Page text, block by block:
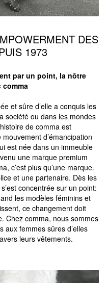
DES
1973
par un point, la nôtre
comma
et sûre d’elle a conquis les
société ou dans les mondes
de comma est
d’émancipation
est née dans un immeuble
une marque premium
c’est plus qu’une marque.
et une partenaire. Dès les
concentrée sur un point:
les modèles féminins et
ce changement doit
Chez comma, nous sommes
aux femmes sûres d’elles
leurs vêtements.